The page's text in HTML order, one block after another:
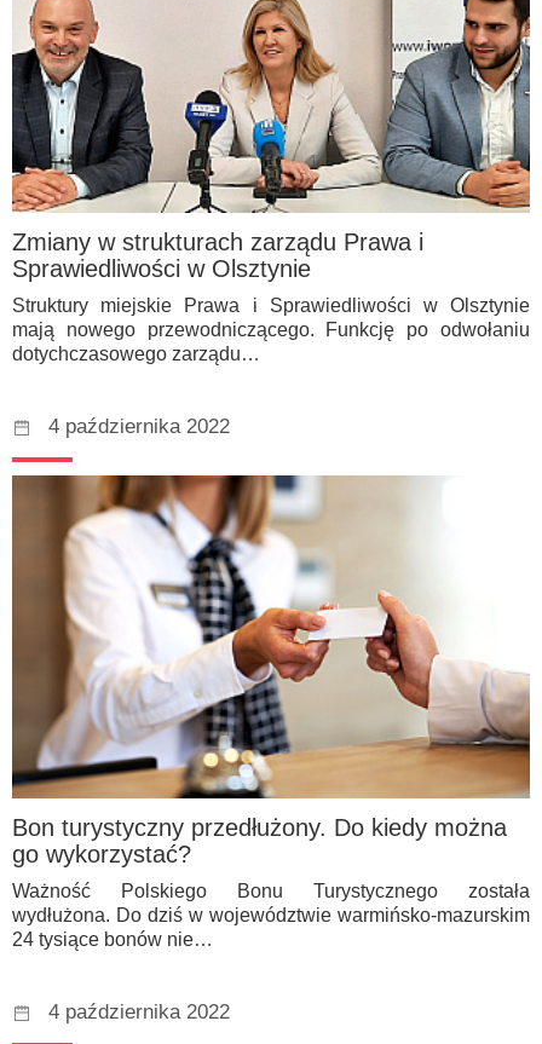
Zmiany w strukturach zarządu Prawa i
Sprawiedliwości w Olsztynie
Struktury miejskie Prawa i Sprawiedliwości w Olsztynie
mają nowego przewodniczącego. Funkcję po odwołaniu
dotychczasowego zarządu…
4 października 2022
Bon turystyczny przedłużony. Do kiedy można
go wykorzystać?
Ważność Polskiego Bonu Turystycznego została
wydłużona. Do dziś w województwie warmińsko-mazurskim
24 tysiące bonów nie…
4 października 2022